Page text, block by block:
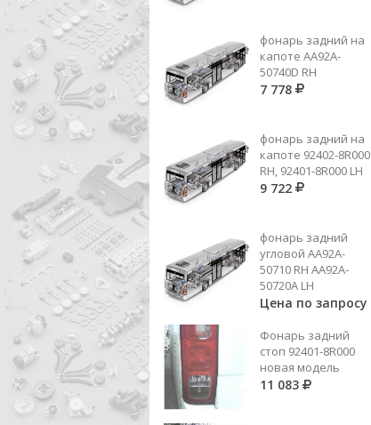
РАЗЖ.580
Цена по запросу
Добавить в корзину
фонарь задний на
капоте AA92A-
50740D RH
7 778
фонарь задний на
капоте 92402-8R000
RH, 92401-8R000 LH
9 722
фонарь задний
угловой AA92A-
50710 RH AA92A-
50720A LH
Цена по запросу
Фонарь задний
стоп 92401-8R000
новая модель
11 083